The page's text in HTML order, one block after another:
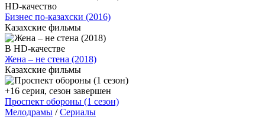
HD-качество
Бизнес по-казахски (2016)
Казахские фильмы
В HD-качестве
Жена – не стена (2018)
Казахские фильмы
+16 серия, сезон завершен
Проспект обороны (1 сезон)
Мелодрамы /Сериалы